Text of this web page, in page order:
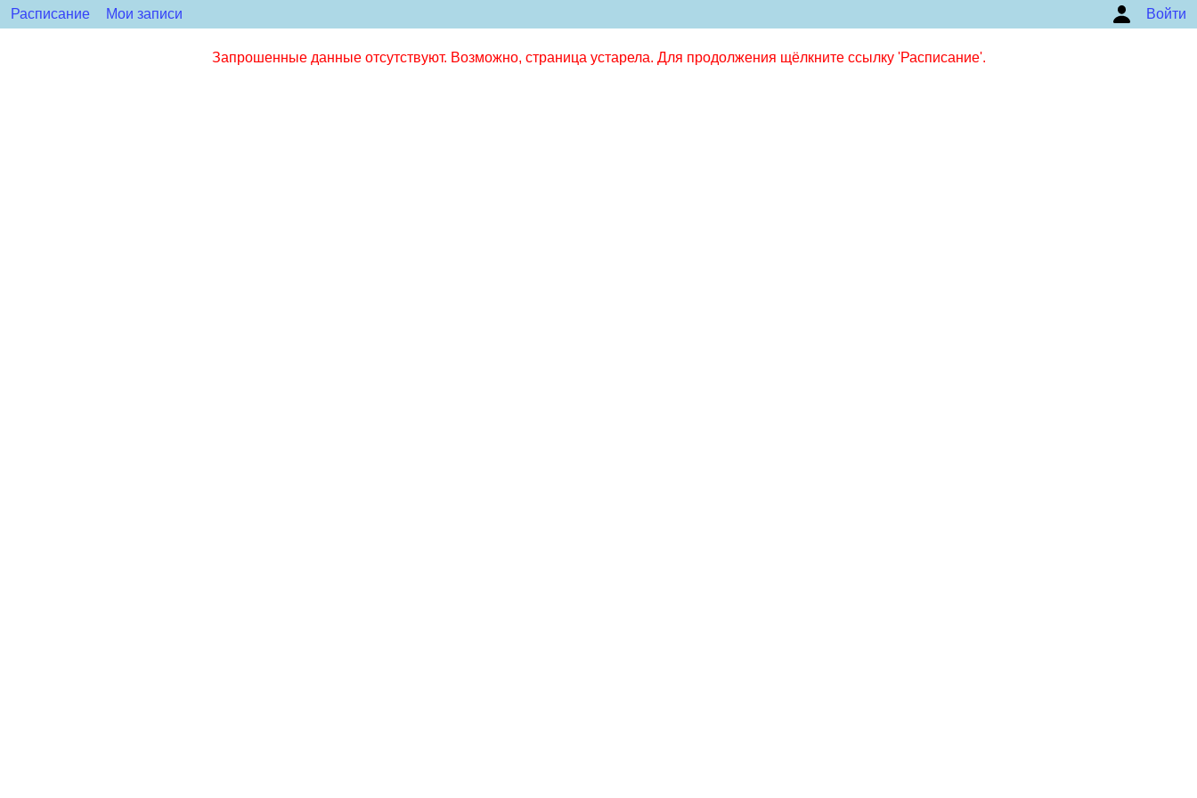
Расписание Мои записи Войти
Запрошенные данные отсутствуют. Возможно, страница устарела. Для продолжения щёлкните ссылку 'Расписание'.